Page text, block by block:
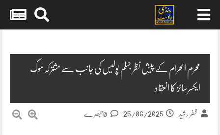
محرم الحرام کے پیش نظر جہلم پولیس کی جانب سے مشترکہ موک
ایکسرسائز کا انعقاد
ظفر رشید 25/06/2025